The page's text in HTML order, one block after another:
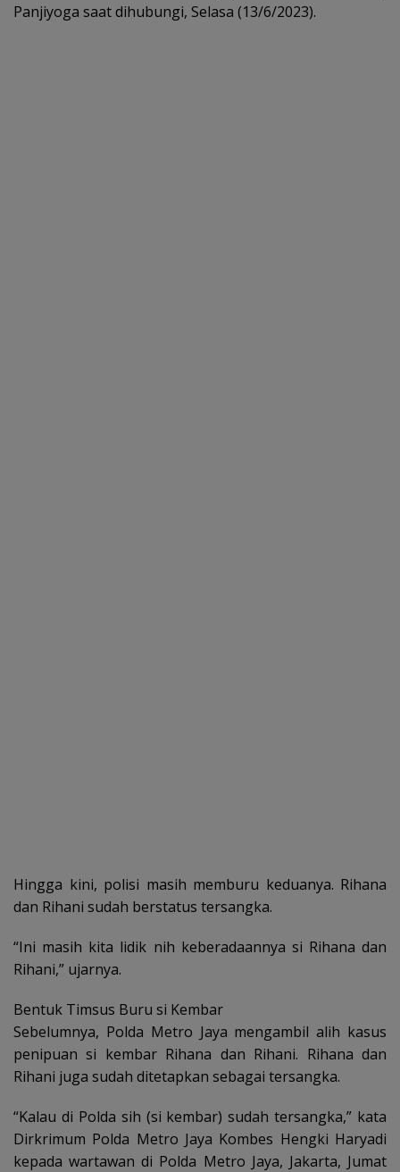
Panjiyoga saat dihubungi, Selasa (13/6/2023).
Hingga kini, polisi masih memburu keduanya. Rihana
dan Rihani sudah berstatus tersangka.
“Ini masih kita lidik nih keberadaannya si Rihana dan
Rihani,” ujarnya.
Bentuk Timsus Buru si Kembar
Sebelumnya, Polda Metro Jaya mengambil alih kasus
penipuan si kembar Rihana dan Rihani. Rihana dan
Rihani juga sudah ditetapkan sebagai tersangka.
“Kalau di Polda sih (si kembar) sudah tersangka,” kata
Dirkrimum Polda Metro Jaya Kombes Hengki Haryadi
kepada wartawan di Polda Metro Jaya, Jakarta, Jumat